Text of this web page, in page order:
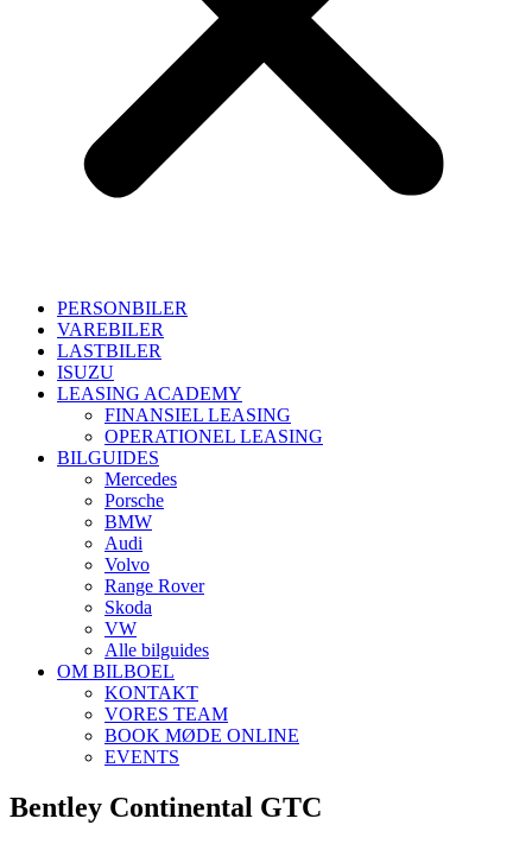
PERSONBILER
VAREBILER
LASTBILER
ISUZU
LEASING ACADEMY
FINANSIEL LEASING
OPERATIONEL LEASING
BILGUIDES
Mercedes
Porsche
BMW
Audi
Volvo
Range Rover
Skoda
VW
Alle bilguides
OM BILBOEL
KONTAKT
VORES TEAM
BOOK MØDE ONLINE
EVENTS
Bentley Continental GTC